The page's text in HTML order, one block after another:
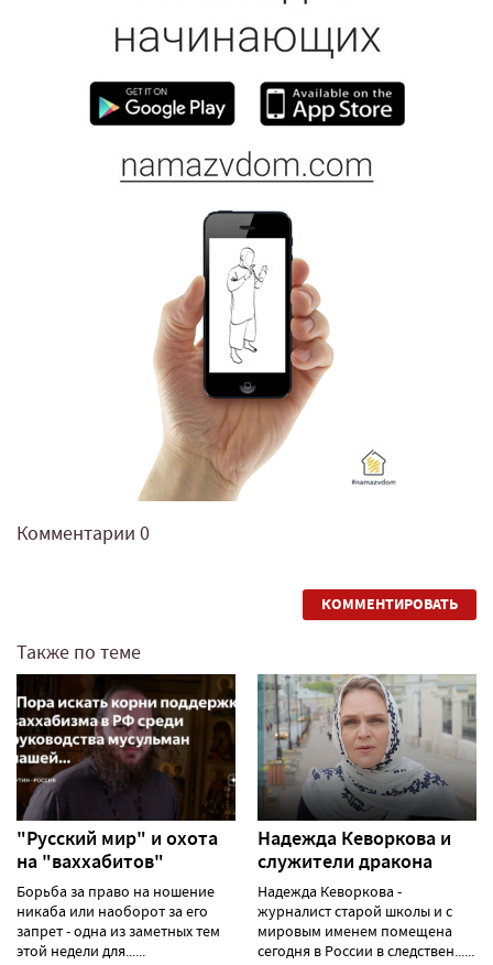
Комментарии 0
КОММЕНТИРОВАТЬ
Также по теме
"Русский мир" и охота
на "ваххабитов"
Борьба за право на ношение
никаба или наоборот за его
запрет - одна из заметных тем
этой недели для......
Надежда Кеворкова и
служители дракона
Надежда Кеворкова -
журналист старой школы и с
мировым именем помещена
сегодня в России в следствен......